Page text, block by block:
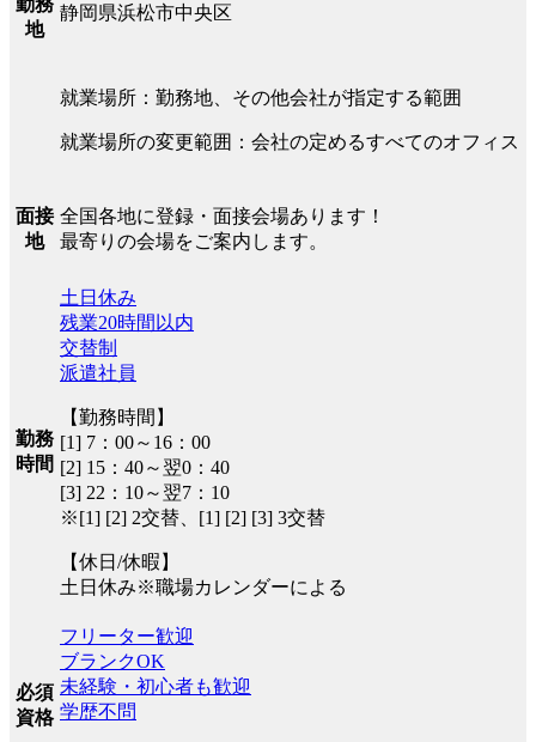
勤務
地
静岡県浜松市中央区
就業場所：勤務地、その他会社が指定する範囲
就業場所の変更範囲：会社の定めるすべてのオフィス
面接
地
全国各地に登録・面接会場あります！
最寄りの会場をご案内します。
勤務
時間
土日休み
残業20時間以内
交替制
派遣社員
【勤務時間】
[1] 7：00～16：00
[2] 15：40～翌0：40
[3] 22：10～翌7：10
※[1] [2] 2交替、[1] [2] [3] 3交替
【休日/休暇】
土日休み※職場カレンダーによる
必須
資格
フリーター歓迎
ブランクOK
未経験・初心者も歓迎
学歴不問